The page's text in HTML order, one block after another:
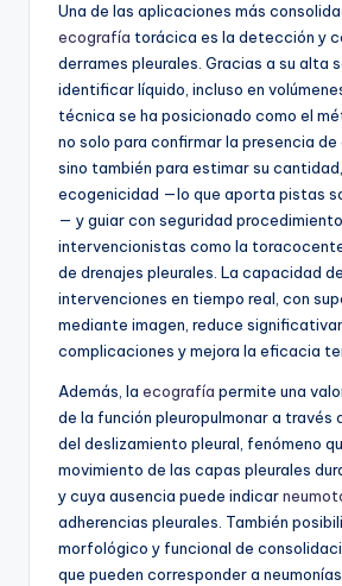
Una de las aplicaciones más
ecografía torácica es la detección y
derrames pleurales. Gracias a su alta
identificar líquido, incluso en
técnica se ha posicionado como el
no solo para confirmar la presencia de
sino también para estimar su
ecogenicidad —lo que aporta pistas
— y guiar con seguridad
intervencionistas como la
de drenajes pleurales. La capacidad
intervenciones en tiempo real, con
mediante imagen, reduce
complicaciones y mejora la eficacia
Además, la ecografía permite una
de la función pleuropulmonar a través
del deslizamiento pleural, fenómeno
movimiento de las capas pleurales
y cuya ausencia puede indicar
adherencias pleurales. También
morfológico y funcional de
que pueden corresponder a